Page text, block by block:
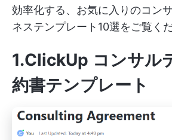
効率化する、お気に入りのコン
ネステンプレート10選をご覧く
1.ClickUp コンサル
約書テンプレート